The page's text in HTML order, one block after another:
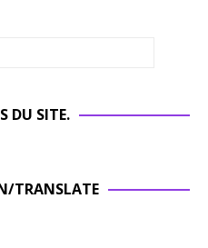
DU SITE.
TRANSLATE